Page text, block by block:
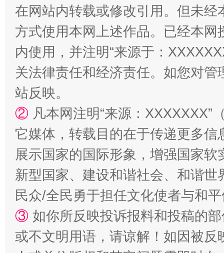
站台名比不上好声名
在网站内转载或修改引用。但未
方式使用本网上述作品。已经本
内使用，并注明“来源于：
关法律责任和经济责任。如您对
站反映。
② 凡本网注明“来源：
它媒体，转载目的在于传递更多
展示国家的国际形象，增强国家
新型国家、建设和谐社会、和谐
民众/全民勇于担任文化使者与和
③ 如你所反映投诉报料和投稿的
或不文明用语，请谅解！如因被